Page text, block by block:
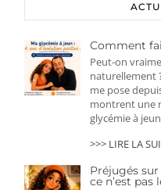
Comment
Peut-on
naturellement
me pose
montrent une
glycémie à
>>> LIRE LA
Préjugés sur
ce n’est pas